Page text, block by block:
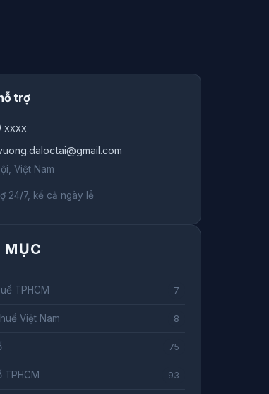
trợ
xxxx
Việt Nam
24/7, kể cả ngày lễ
MỤC
TPHCM 7
Việt Nam 8
75
TPHCM 93